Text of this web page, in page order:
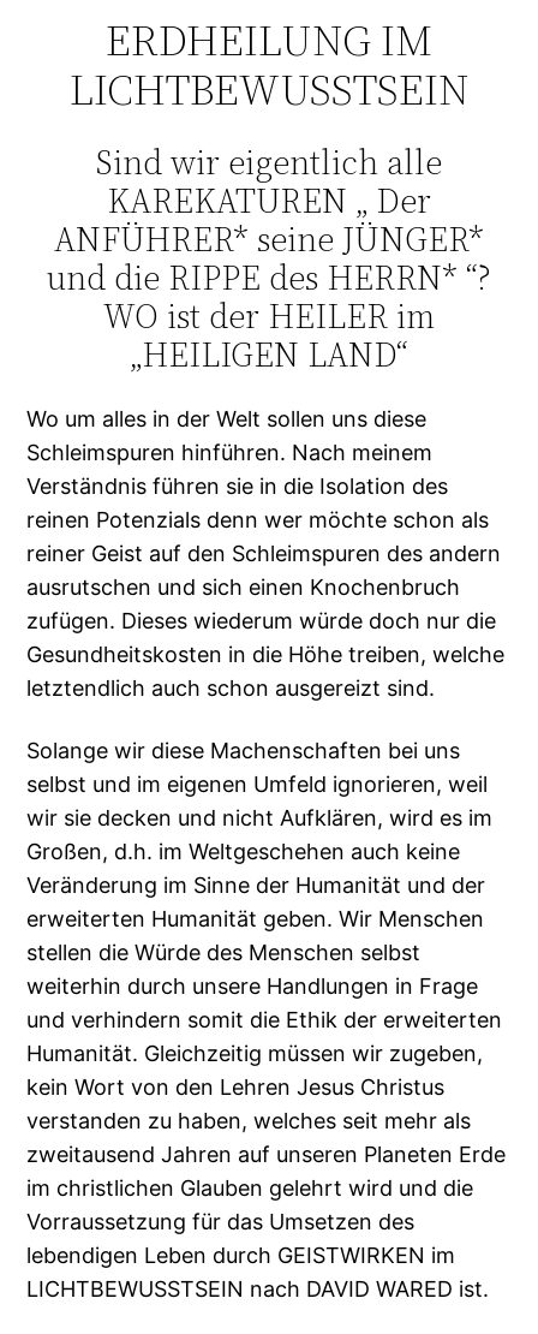
ERDHEILUNG IM
LICHTBEWUSSTSEIN
Sind wir eigentlich alle
KAREKATUREN „ Der
ANFÜHRER* seine JÜNGER*
und die RIPPE des HERRN* “?
WO ist der HEILER im
„HEILIGEN LAND“
Wo um alles in der Welt sollen uns diese
Schleimspuren hinführen. Nach meinem
Verständnis führen sie in die Isolation des
reinen Potenzials denn wer möchte schon als
reiner Geist auf den Schleimspuren des andern
ausrutschen und sich einen Knochenbruch
zufügen. Dieses wiederum würde doch nur die
Gesundheitskosten in die Höhe treiben, welche
letztendlich auch schon ausgereizt sind.
Solange wir diese Machenschaften bei uns
selbst und im eigenen Umfeld ignorieren, weil
wir sie decken und nicht Aufklären, wird es im
Großen, d.h. im Weltgeschehen auch keine
Veränderung im Sinne der Humanität und der
erweiterten Humanität geben. Wir Menschen
stellen die Würde des Menschen selbst
weiterhin durch unsere Handlungen in Frage
und verhindern somit die Ethik der erweiterten
Humanität. Gleichzeitig müssen wir zugeben,
kein Wort von den Lehren Jesus Christus
verstanden zu haben, welches seit mehr als
zweitausend Jahren auf unseren Planeten Erde
im christlichen Glauben gelehrt wird und die
Vorraussetzung für das Umsetzen des
lebendigen Leben durch GEISTWIRKEN im
LICHTBEWUSSTSEIN nach DAVID WARED ist.